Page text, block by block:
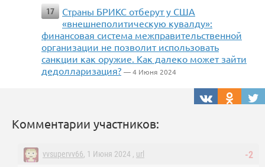
17
Страны БРИКС отберут у США
«внешнеполитическую кувалду»:
финансовая система межправительственной
организации не позволит использовать
санкции как оружие. Как далеко может зайти
дедолларизация? — 4 Июня 2024
Комментарии участников:
-2
vvsupervv66, 1 Июня 2024 , url